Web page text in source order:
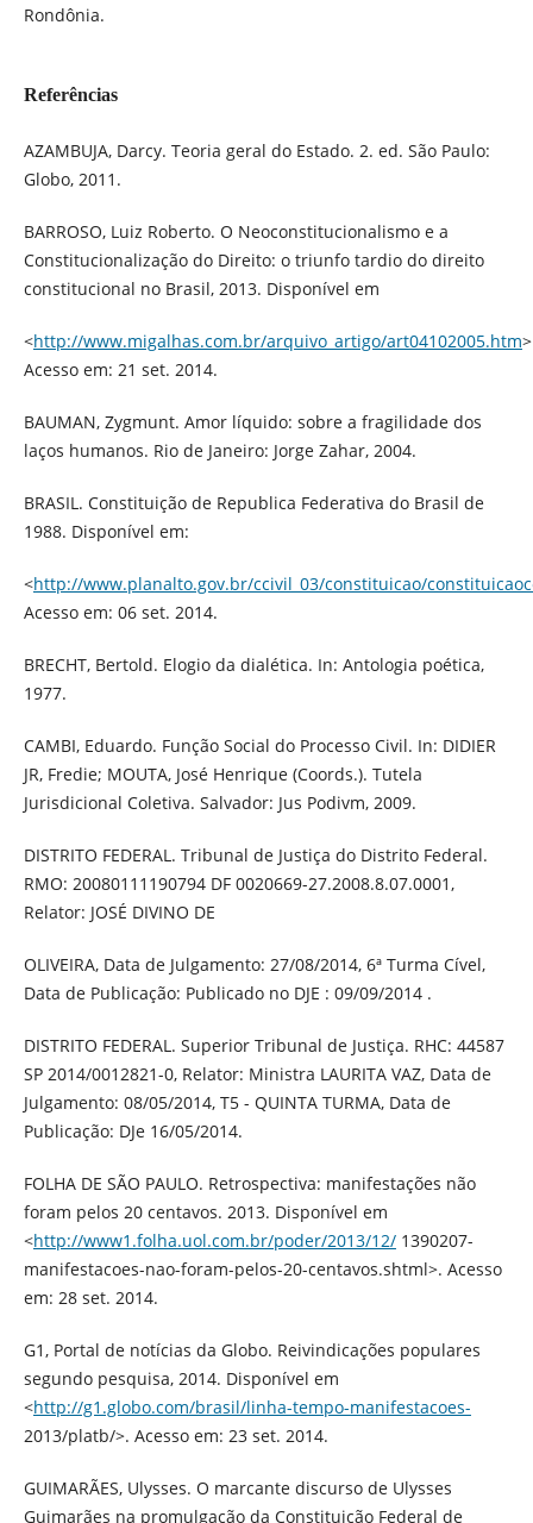
Rondônia.
Referências
AZAMBUJA, Darcy. Teoria geral do Estado. 2. ed. São Paulo:
Globo, 2011.
BARROSO, Luiz Roberto. O Neoconstitucionalismo e a
Constitucionalização do Direito: o triunfo tardio do direito
constitucional no Brasil, 2013. Disponível em
<http://www.migalhas.com.br/arquivo_artigo/art04102005.htm
Acesso em: 21 set. 2014.
BAUMAN, Zygmunt. Amor líquido: sobre a fragilidade dos
laços humanos. Rio de Janeiro: Jorge Zahar, 2004.
BRASIL. Constituição de Republica Federativa do Brasil de
1988. Disponível em:
<http://www.planalto.gov.br/ccivil_03/constituicao/
Acesso em: 06 set. 2014.
BRECHT, Bertold. Elogio da dialética. In: Antologia poética,
1977.
CAMBI, Eduardo. Função Social do Processo Civil. In: DIDIER
JR, Fredie; MOUTA, José Henrique (Coords.). Tutela
Jurisdicional Coletiva. Salvador: Jus Podivm, 2009.
DISTRITO FEDERAL. Tribunal de Justiça do Distrito Federal.
RMO: 20080111190794 DF 0020669-27.2008.8.07.0001,
Relator: JOSÉ DIVINO DE
OLIVEIRA, Data de Julgamento: 27/08/2014, 6ª Turma Cível,
Data de Publicação: Publicado no DJE : 09/09/2014 .
DISTRITO FEDERAL. Superior Tribunal de Justiça. RHC: 44587
SP 2014/0012821-0, Relator: Ministra LAURITA VAZ, Data de
Julgamento: 08/05/2014, T5 - QUINTA TURMA, Data de
Publicação: DJe 16/05/2014.
FOLHA DE SÃO PAULO. Retrospectiva: manifestações não
foram pelos 20 centavos. 2013. Disponível em
<http://www1.folha.uol.com.br/poder/2013/12/1390207-
manifestacoes-nao-foram-pelos-20-centavos.shtml>. Acesso
em: 28 set. 2014.
G1, Portal de notícias da Globo. Reivindicações populares
segundo pesquisa, 2014. Disponível em
<http://g1.globo.com/brasil/linha-tempo-manifestacoes-
2013/platb/>. Acesso em: 23 set. 2014.
GUIMARÃES, Ulysses. O marcante discurso de Ulysses
Guimarães na promulgação da Constituição Federal de